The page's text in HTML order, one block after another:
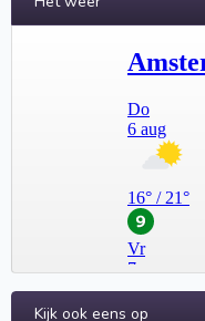
Kijk ook eens op